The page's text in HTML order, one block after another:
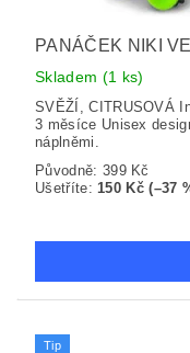
PANÁČEK NIKI
Skladem (1 ks)
SVĚŽÍ, CITRUSOVÁ
3 měsíce Unisex
náplněmi.
Původně: 399 Kč
Ušetříte: 150 Kč (–37
Tip